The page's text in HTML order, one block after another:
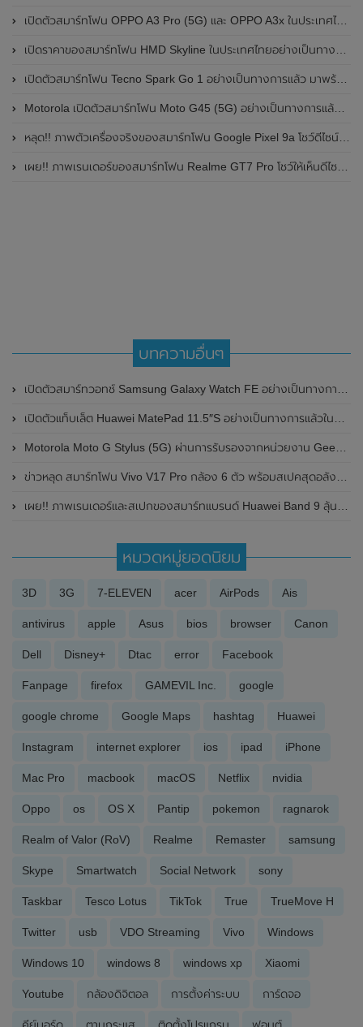
เปิดตัวสมาร์ทโฟน OPPO A3 Pro (5G) และ OPPO A3x ในประเทศไทยอย่างเป็นทางการแล้ว ในราคาเริ่มต้นเพียง 3,999 บาท
เปิดราคาของสมาร์ทโฟน HMD Skyline ในประเทศไทยอย่างเป็นทางการแล้ว ราคา 14,990 บาท
เปิดตัวสมาร์ทโฟน Tecno Spark Go 1 อย่างเป็นทางการแล้ว มาพร้อมหน้าจอแสดงผล LCD / 120Hz , แบตเตอรี่ 5,000mAh และใช้ชิปเซ็ต Unisoc
Motorola เปิดตัวสมาร์ทโฟน Moto G45 (5G) อย่างเป็นทางการแล้วในอินเดีย
หลุด!! ภาพตัวเครื่องจริงของสมาร์ทโฟน Google Pixel 9a โชว์ดีไซน์ใหม่ กล้องหลังแบนราบ ไม่มีกรอบของกล้องแล้ว
เผย!! ภาพเรนเดอร์ของสมาร์ทโฟน Realme GT7 Pro โชว์ให้เห็นดีไซน์ใหม่ พร้อมเผยรายละเอียดสเปกที่สำคัญบางส่วน
บทความอื่นๆ
เปิดตัวสมาร์ทวอทช์ Samsung Galaxy Watch FE อย่างเป็นทางการพร้อมวางจำหน่ายในวันที่ 24 มิถุนายน 2024 นี้
เปิดตัวแท็บเล็ต Huawei MatePad 11.5″S อย่างเป็นทางการแล้วในประเทศไทย ในราคา 17,990 บาท
Motorola Moto G Stylus (5G) ผ่านการรับรองจากหน่วยงาน Geekbench และ Bluetooth SIG แล้ว พร้อมเผยรายละเอียดสเปก
ข่าวหลุด สมาร์ทโฟน Vivo V17 Pro กล้อง 6 ตัว พร้อมสเปคสุดอลังการ
เผย!! ภาพเรนเดอร์และสเปกของสมาร์ทแบรนด์ Huawei Band 9 ลุ้นเปิดตัวในเดือนเมษายน 2024 นี้
หมวดหมู่ยอดนิยม
3D 3G 7-ELEVEN acer AirPods Ais
antivirus apple Asus bios browser Canon
Dell Disney+ Dtac error Facebook
Fanpage firefox GAMEVIL Inc. google
google chrome Google Maps hashtag Huawei
Instagram internet explorer ios ipad iPhone
Mac Pro macbook macOS Netflix nvidia
Oppo os OS X Pantip pokemon ragnarok
Realm of Valor (RoV) Realme Remaster samsung
Skype Smartwatch Social Network sony
Taskbar Tesco Lotus TikTok True TrueMove H
Twitter usb VDO Streaming Vivo Windows
Windows 10 windows 8 windows xp Xiaomi
Youtube กล้องดิจิตอล การตั้งค่าระบบ การ์ดจอ